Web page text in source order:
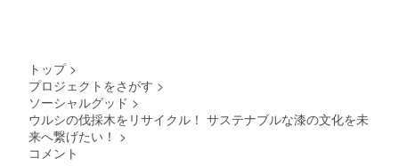
も同封
しま
りしま
色のハ
字盤部
剥がし
てお
トップ >
プロジェクトをさがす >
ソーシャルグッド >
ウルシの伐採木をリサイクル！ サステナブルな漆の文化を未
来へ繋げたい！ >
コメント